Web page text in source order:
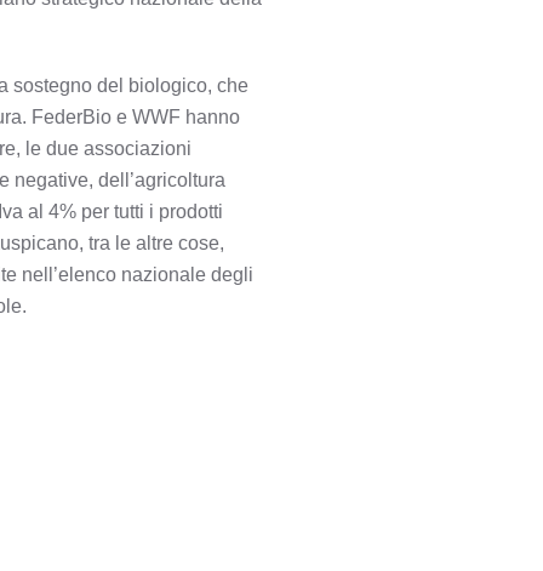
sostegno del biologico, che
FederBio e WWF hanno
le due associazioni
negative, dell’agricoltura
al 4% per tutti i prodotti
tra le altre cose,
nell’elenco nazionale degli